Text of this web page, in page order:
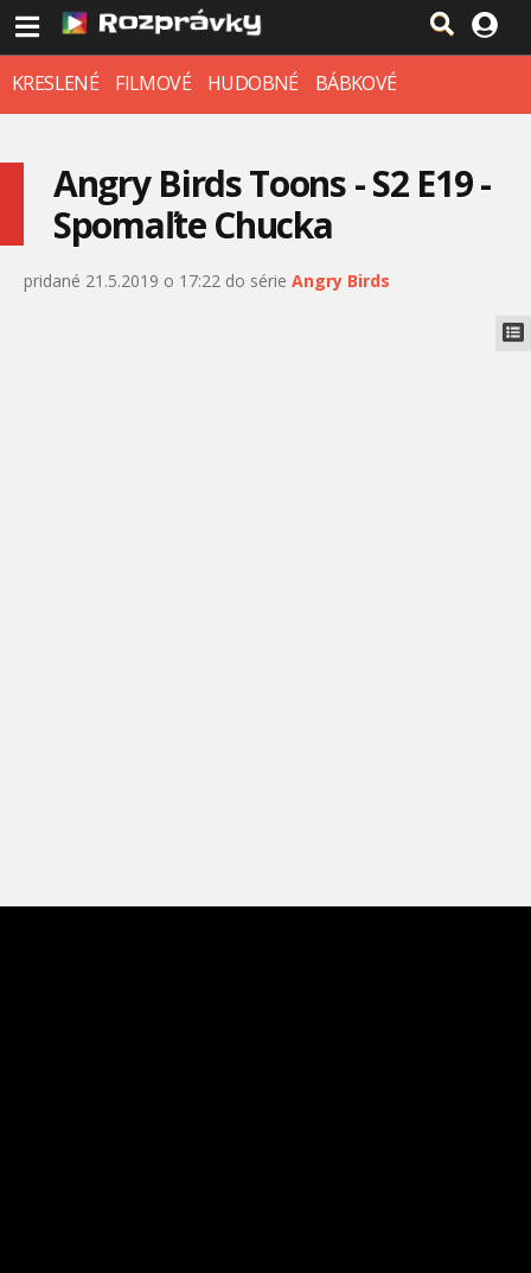
KRESLENÉ FILMOVÉ HUDOBNÉ BÁBKOVÉ
Angry Birds Toons - S2 E19 -
Spomaľte Chucka
pridané 21.5.2019 o 17:22 do série Angry Birds